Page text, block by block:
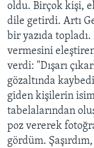
oldu. Birçok kişi,
dile getirdi. Artı
bir yazıda
vermesini
verdi: "Dışarı
gözaltında
giden kişilerin
tabelalarından
poz vererek
gördüm.